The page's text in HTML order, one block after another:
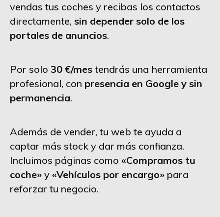
vendas tus coches y recibas los contactos
directamente, sin depender solo de los
portales de anuncios.
Por solo 30 €/mes tendrás una herramienta
profesional, con presencia en Google y sin
permanencia.
Además de vender, tu web te ayuda a
captar más stock y dar más confianza.
Incluimos páginas como «Compramos tu
coche» y «Vehículos por encargo» para
reforzar tu negocio.